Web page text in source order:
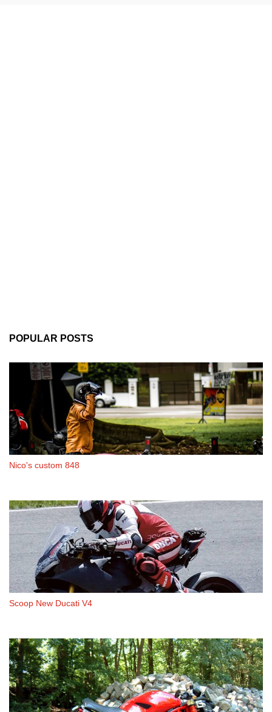
POPULAR POSTS
Nico's custom 848
Scoop New Ducati V4